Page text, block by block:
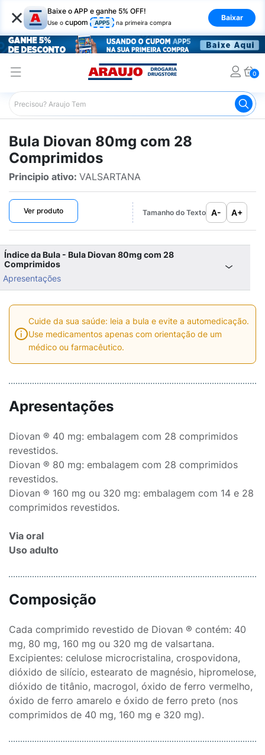
× Baixe o APP e ganhe 5% OFF!
Use o cupom APP5 na primeira compra
Baixar
0
Araujo Bulário Araujo Diovan 80mg com 28
Bula Diovan 80mg com 28
Comprimidos
Principio ativo: VALSARTANA
Ver produto Tamanho do Texto A- A+
Índice da Bula - Bula Diovan 80mg com 28
Comprimidos
Apresentações
Cuide da sua saúde: leia a bula e evite a automedicação.
Use medicamentos apenas com orientação de um
médico ou farmacêutico.
Apresentações
Diovan ® 40 mg: embalagem com 28 comprimidos
revestidos.
Diovan ® 80 mg: embalagem com 28 comprimidos
revestidos.
Diovan ® 160 mg ou 320 mg: embalagem com 14 e 28
comprimidos revestidos.
Via oral
Uso adulto
Composição
Cada comprimido revestido de Diovan ® contém: 40
mg, 80 mg, 160 mg ou 320 mg de valsartana.
Excipientes: celulose microcristalina, crospovidona,
dióxido de silício, estearato de magnésio, hipromelose,
dióxido de titânio, macrogol, óxido de ferro vermelho,
óxido de ferro amarelo e óxido de ferro preto (nos
comprimidos de 40 mg, 160 mg e 320 mg).